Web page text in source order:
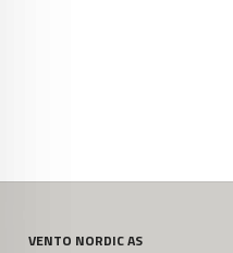
VENTO NORDIC AS